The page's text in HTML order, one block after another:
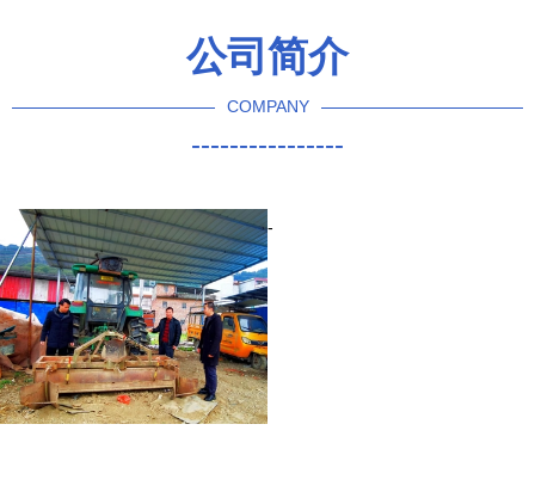
公司简介
COMPANY
----------------
-